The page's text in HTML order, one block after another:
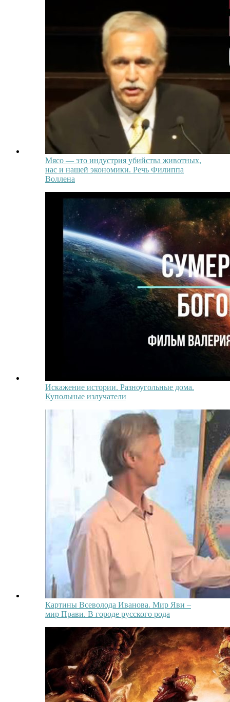
Мясо — это индустрия убийства животных,
нас и нашей экономики. Речь Филиппа
Воллена
Искажение истории. Разноугольные дома.
Купольные излучатели
Картины Всеволода Иванова. Мир Яви –
мир Прави. В городе русского рода